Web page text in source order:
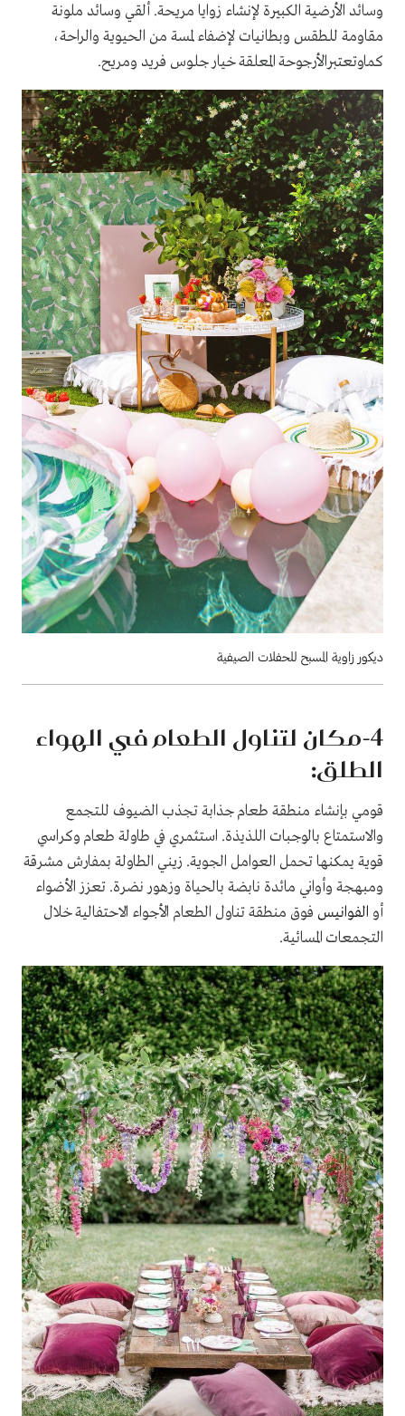
وسائد الأرضية الكبيرة لإنشاء زوايا مريحة. ألقي وسائد ملونة
مقاومة للطقس وبطانيات لإضفاء لمسة من الحيوية والراحة،
كماوتعتبرالأرجوحة المعلقة خيار جلوس فريد ومريح.
ديكور زاوية المسبح للحفلات الصيفية
4-مكان لتناول الطعام في الهواء
الطلق:
قومي بإنشاء منطقة طعام جذابة تجذب الضيوف للتجمع
والاستمتاع بالوجبات اللذيذة. استثمري في طاولة طعام وكراسي
قوية يمكنها تحمل العوامل الجوية. زيني الطاولة بمفارش مشرقة
ومبهجة وأواني مائدة نابضة بالحياة وزهور نضرة. تعزز الأضواء
أو الفوانيس فوق منطقة تناول الطعام الأجواء الاحتفالية خلال
التجمعات المسائية.